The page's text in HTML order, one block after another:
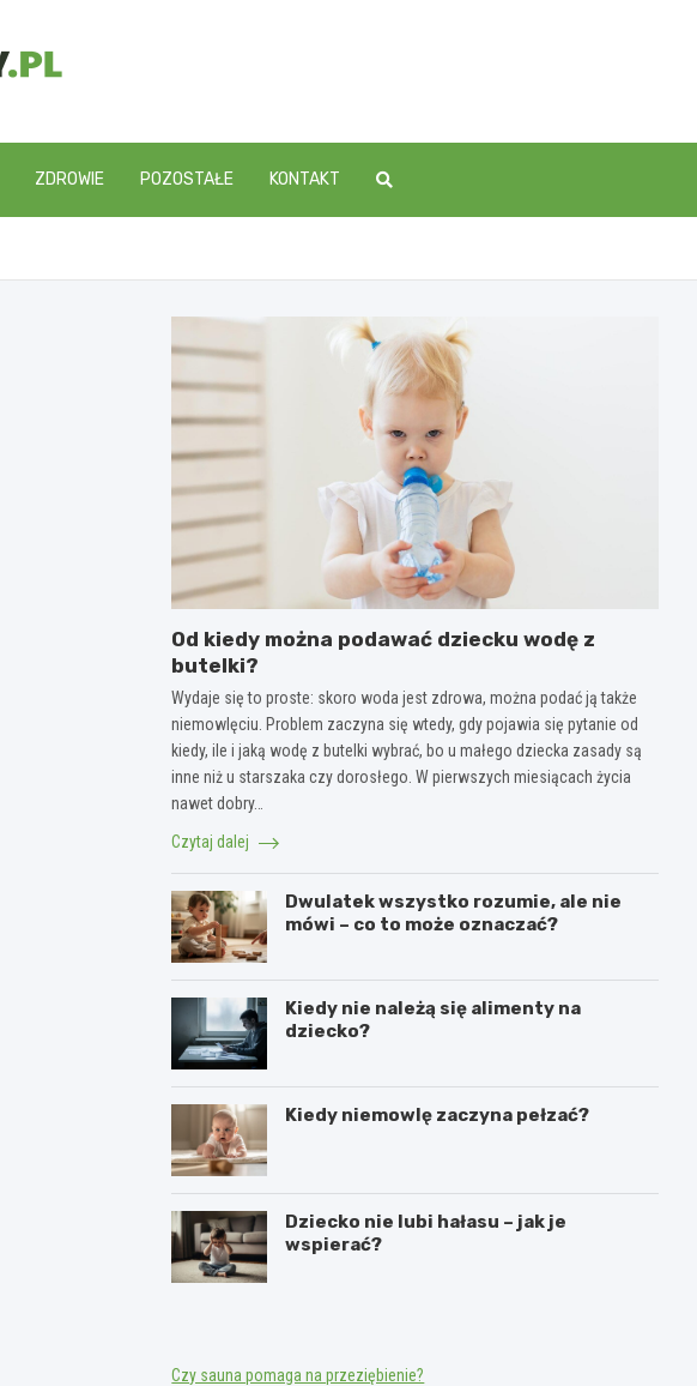
ZDROWIE POZOSTAŁE KONTAKT
Od kiedy można podawać dziecku wodę z
butelki?
Wydaje się to proste: skoro woda jest zdrowa, można podać ją także
niemowlęciu. Problem zaczyna się wtedy, gdy pojawia się pytanie od
kiedy, ile i jaką wodę z butelki wybrać, bo u małego dziecka zasady są
inne niż u starszaka czy dorosłego. W pierwszych miesiącach życia
nawet dobry…
Czytaj dalej
Dwulatek wszystko rozumie, ale nie
mówi – co to może oznaczać?
Kiedy nie należą się alimenty na
dziecko?
Kiedy niemowlę zaczyna pełzać?
Dziecko nie lubi hałasu – jak je
wspierać?
Czy sauna pomaga na przeziębienie?